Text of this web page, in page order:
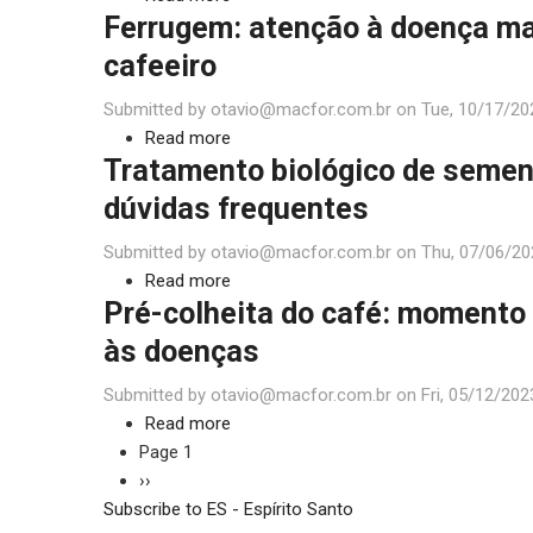
ainda
Lagarta-
(Spodoptera
manejo
Ferrugem: atenção à doença
cafeeiro
Submitted by otavio@macfor.com.br on Tue, 10/17/
Read more
Ferrugem:
à
doença
importante
cafeeiro
Tratamento biológico de
dúvidas frequentes
Submitted by otavio@macfor.com.br on Thu, 07/06/
Read more
Tratamento
de
sementes
frequentes
Pré-colheita do café:
às doenças
Submitted by otavio@macfor.com.br on Fri, 05/12/
Read more
do
Pagination
Page 1
Next
page
››
Subscribe to ES - Espírito Santo